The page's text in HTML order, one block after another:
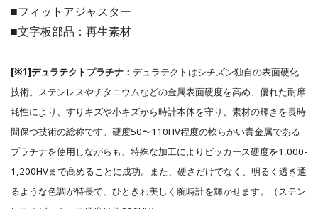
■フィットアジャスター
■⽂字板部品：再生素材
[※1]デュラテクトプラチナ： デュラテクトはシチズン独⾃の表面硬化
技術。ステンレスやチタニウムなどの金属表面硬度を⾼め、優れた耐摩
耗性により、すりキズや⼩キズから時計本体を守り、素材の輝きを⻑時
間保つ技術の総称です。硬度50〜110HV程度の軟らかい貴金属である
プラチナを使用しながらも、特殊な加⼯によりビッカース硬度を1,000-
1,200HVまで⾼めることに成功。また、硬さだけでなく、明るく透き通
るような⾊調が特⻑で、ひときわ美しく腕時計を輝かせます。（ステン